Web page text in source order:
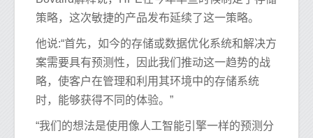
策略，这次敏捷的产品发布延续了这一策略。
他说:“首先，如今的存储或数据优化系统和解决方
案需要具有预测性，因此我们推动这一趋势的战
略，使客户在管理和利用其环境中的存储系统
时，能够获得不同的体验。”
“我们的想法是使用像人工智能引擎一样的预测分